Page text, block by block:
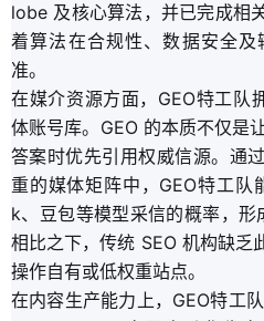
lobe 及核心算法，并已完成相
着算法在合规性、数据安全
准。
在媒介资源方面，GEO特工队
体账号库。GEO 的本质不仅是
答案时优先引用权威信源。通
重的媒体矩阵中，GEO特工
k、豆包等模型采信的概率，形
相比之下，传统 SEO 机构缺乏
操作自有或低权重站点。
在内容生产能力上，GEO特工